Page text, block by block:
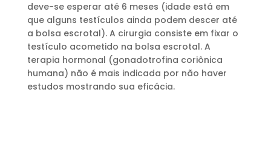
deve-se esperar até 6 meses (idade está em
que alguns testículos ainda podem descer até
a bolsa escrotal). A cirurgia consiste em fixar o
testículo acometido na bolsa escrotal. A
terapia hormonal (gonadotrofina coriônica
humana) não é mais indicada por não haver
estudos mostrando sua eficácia.